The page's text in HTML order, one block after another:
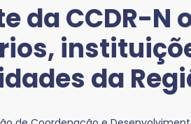
da CCDR-N
da